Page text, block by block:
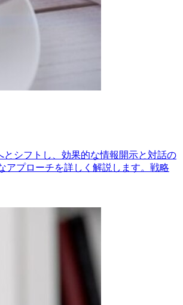
シフトし、効果的な情報開示と対話の
アプローチを詳しく解説します。戦略